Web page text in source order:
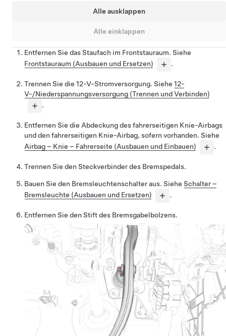
Alle ausklappen
Alle einklappen
Entfernen Sie das Staufach im Frontstauraum. Siehe
Frontstauraum (Ausbauen und Ersetzen)
.
Trennen Sie die 12-V-Stromversorgung. Siehe 12-
V-/Niederspannungsversorgung (Trennen und Verbinden)
.
Entfernen Sie die Abdeckung des fahrerseitigen Knie-Airbags
und den fahrerseitigen Knie-Airbag, sofern vorhanden. Siehe
Airbag – Knie – Fahrerseite (Ausbauen und Einbauen)
.
Trennen Sie den Steckverbinder des Bremspedals.
Bauen Sie den Bremsleuchtenschalter aus. Siehe Schalter –
Bremsleuchte (Ausbauen und Ersetzen)
.
Entfernen Sie den Stift des Bremsgabelbolzens.